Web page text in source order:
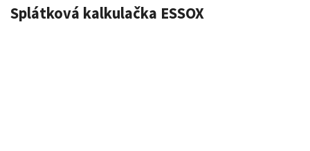
Splátková kalkulačka ESSOX